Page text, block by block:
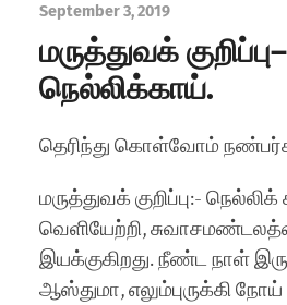
September 3, 2019
மருத்துவக் குறிப்பு–
நெல்லிக்காய்.
தெரிந்து கொள்வோம்
மருத்துவக் குறிப்பு:-
வெளியேற்றி,
இயக்குகிறது. நீண்ட நாள்
ஆஸ்துமா, எலும்புருக்கி